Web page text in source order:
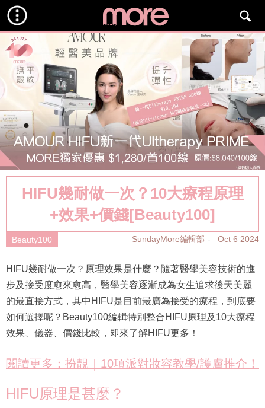
HIFU幾耐做一次？10大療程原理
+效果+價錢[Beauty100]
Beauty100 SundayMore編輯部 Oct 6 2024
HIFU幾耐做一次？原理效果是什麼？隨著醫學美容技術的進
步及接受度愈來愈高，醫學美容逐漸成為女生追求後天美麗
的最直接方式，其中HIFU是目前最廣為接受的療程，到底要
如何選擇呢？Beauty100編輯特別整合HIFU原理及10大療程
效果、儀器、價錢比較，即來了解HIFU更多！
閱讀更多：扮靚｜10項派對妝容教學/護膚推介！
HIFU原理是甚麼？